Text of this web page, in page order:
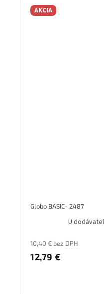
AKCIA
Globo BASIC- 2487
U
10,40 € bez DPH
12,79 €